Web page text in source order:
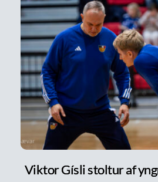
Viktor Gísli stoltur af